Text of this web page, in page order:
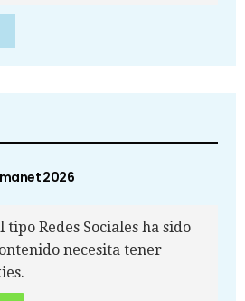
2026
Redes Sociales ha sido
necesita tener